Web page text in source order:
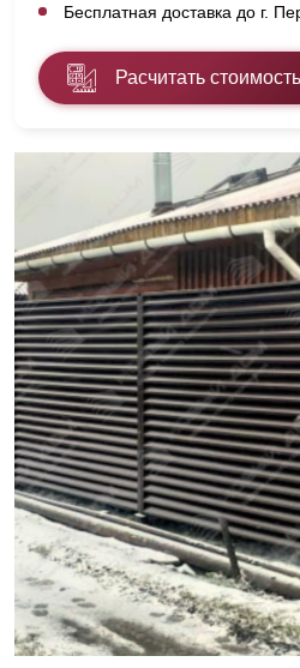
Бесплатная доставка до г.
Расчитать стоимость